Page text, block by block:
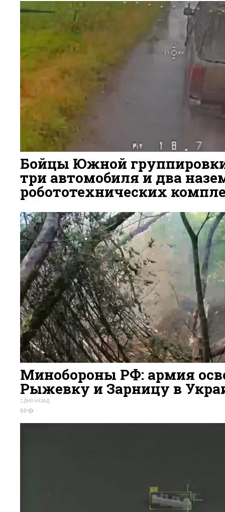
Бойцы Южной
три автомобиля и два
робототехнических
67
Минобороны РФ: армия
Рыжевку и Зарницу в
2 ДНЯ НАЗАД
50